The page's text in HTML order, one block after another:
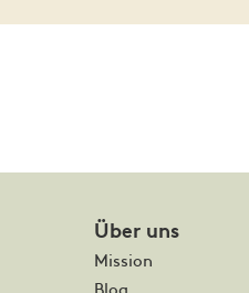
Über uns
Mission
Blog